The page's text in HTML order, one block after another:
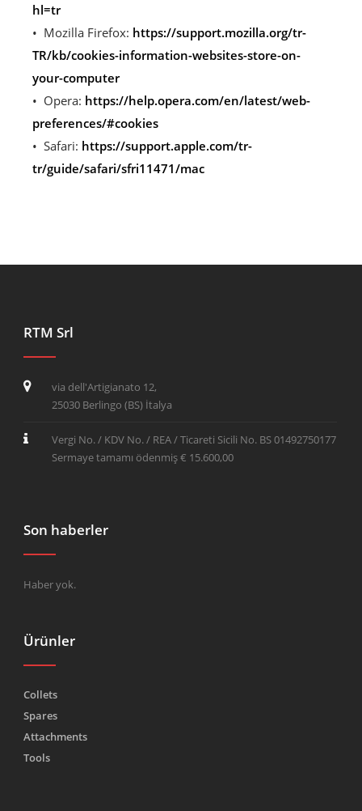
hl=tr
Mozilla Firefox: https://support.mozilla.org/tr-
TR/kb/cookies-information-websites-store-on-
your-computer
Opera: https://help.opera.com/en/latest/web-
preferences/#cookies
Safari: https://support.apple.com/tr-
tr/guide/safari/sfri11471/mac
RTM Srl
via dell'Artigianato 12,
25030 Berlingo (BS) İtalya
Vergi No. / KDV No. / REA / Ticareti Sicili No. BS 01492750177
Sermaye tamamı ödenmiş € 15.600,00
Son haberler
Haber yok.
Ürünler
Collets
Spares
Attachments
Tools